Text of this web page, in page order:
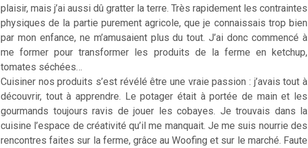
plaisir, mais j’ai aussi dû gratter la terre. Très rapidement les contraintes
physiques de la partie purement agricole, que je connaissais trop bien
par mon enfance, ne m’amusaient plus du tout. J’ai donc commencé à
me former pour transformer les produits de la ferme en ketchup,
tomates séchées…
Cuisiner nos produits s’est révélé être une vraie passion : j’avais tout à
découvrir, tout à apprendre. Le potager était à portée de main et les
gourmands toujours ravis de jouer les cobayes. Je trouvais dans la
cuisine l’espace de créativité qu’il me manquait. Je me suis nourrie des
rencontres faites sur la ferme, grâce au Woofing et sur le marché. Faute